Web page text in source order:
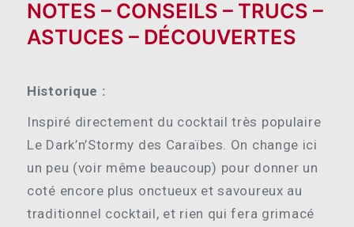
NOTES – CONSEILS – TRUCS –
ASTUCES – DÉCOUVERTES
Historique :
Inspiré directement du cocktail très populaire
Le Dark’n’Stormy des Caraïbes. On change ici
un peu (voir même beaucoup) pour donner un
coté encore plus onctueux et savoureux au
traditionnel cocktail, et rien qui fera grimacé